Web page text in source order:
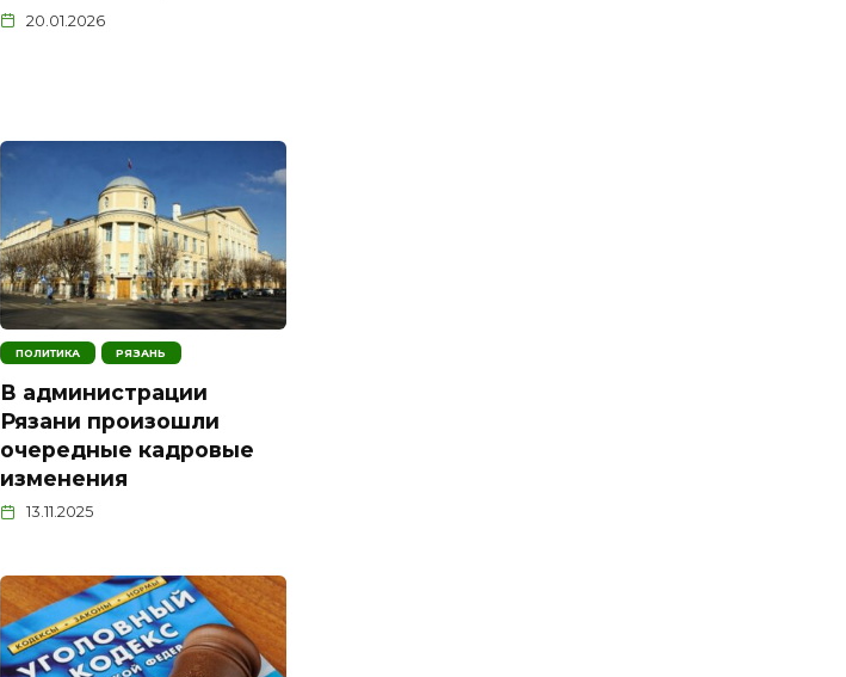
20.01.2026
ПОЛИТИКА РЯЗАНЬ
В администрации
Рязани произошли
очередные кадровые
изменения
13.11.2025